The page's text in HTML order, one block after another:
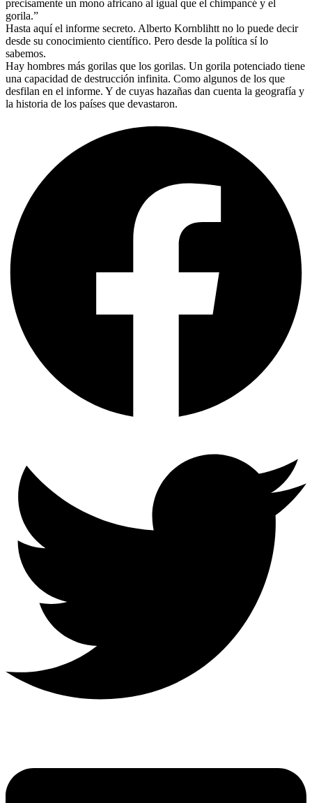
precisamente un mono africano al igual que el chimpancé y el
gorila.”
Hasta aquí el informe secreto. Alberto Kornblihtt no lo puede decir
desde su conocimiento científico. Pero desde la política sí lo
sabemos.
Hay hombres más gorilas que los gorilas. Un gorila potenciado tiene
una capacidad de destrucción infinita. Como algunos de los que
desfilan en el informe. Y de cuyas hazañas dan cuenta la geografía y
la historia de los países que devastaron.